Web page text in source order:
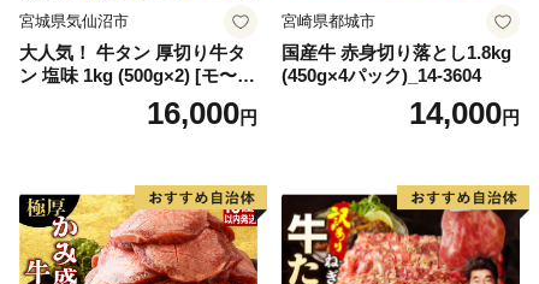
宮城県気仙沼市
大人気！ 牛タン 厚切り牛タ
ン 塩味 1kg (500g×2) [モ〜ラ
ンド 宮城県 気仙沼市 205646
60] 肉 牛肉 精肉 牛たん 牛タ
厚切り タン
16,000円
宮崎県都城市
国産牛 赤身切り落とし1.8kg
(450g×4パック)_14-3604
14,000円